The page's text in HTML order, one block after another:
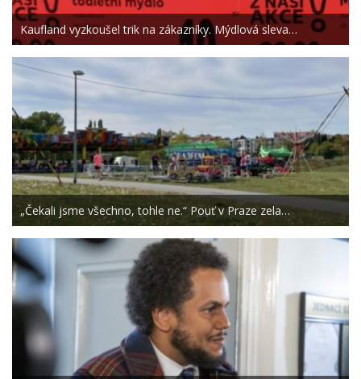
Kaufland vyzkoušel trik na zákazníky. Mýdlová sleva…
„Čekali jsme všechno, tohle ne.“ Pouť v Praze zela…